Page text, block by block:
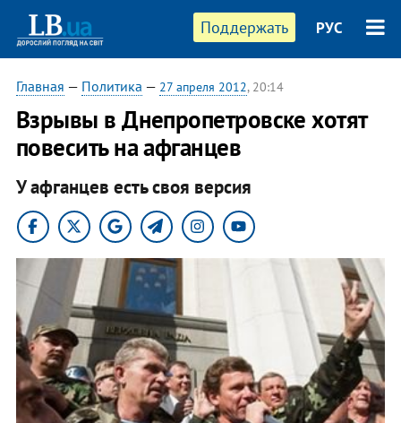
Поддержать РУС
Главная — Политика — 27 апреля 2012, 20:14
Взрывы в Днепропетровске хотят
повесить на афганцев
У афганцев есть своя версия